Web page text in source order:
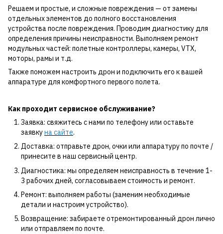
Решаем и простые, и сложные повреждения — от замены
отдельных элементов до полного восстановления
устройства после повреждения. Проводим диагностику для
определения причины неисправности. Выполняем ремонт
модульных частей: полетные контроллеры, камеры, VTX,
моторы, рамы и т.д.
Также поможем настроить дрон и подключить его к вашей
аппаратуре для комфортного первого полета.
Как проходит сервисное обслуживание?
Заявка: свяжитесь с нами по телефону или оставьте
заявкуна сайте.
Доставка: отправьте дрон, очки или аппаратуру по почте /
принесите в наш сервисный центр.
Диагностика: мы определяем неисправность в течение 1-
3 рабочих дней, согласовываем стоимость и ремонт.
Ремонт: выполняем работы (заменим необходимые
детали и настроим устройство).
Возвращение: забираете отремонтированный дрон лично
или отправляем по почте.